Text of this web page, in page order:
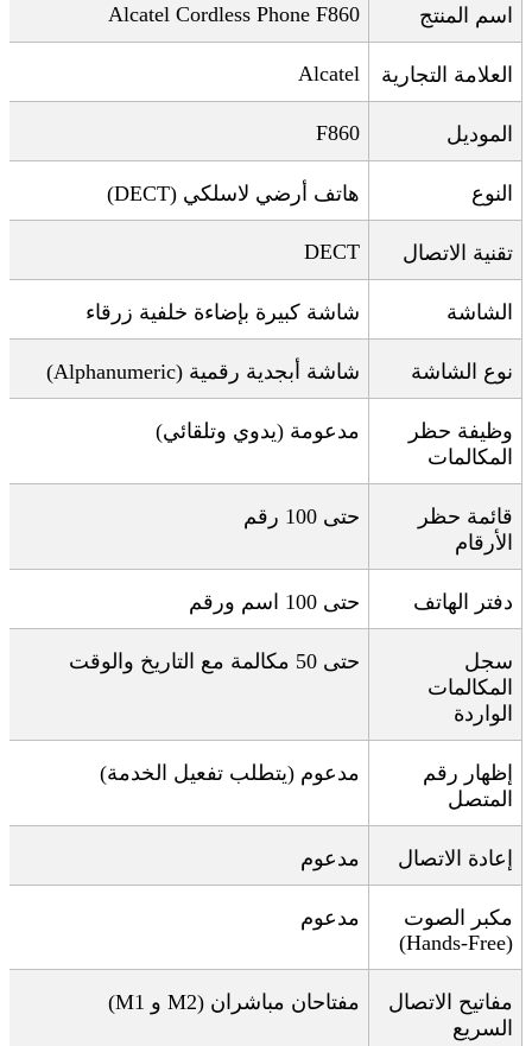
اسم المنتج Alcatel Cordless Phone F860
العلامة التجارية Alcatel
الموديل F860
النوع هاتف أرضي لاسلكي (DECT)
تقنية الاتصال DECT
الشاشة شاشة كبيرة بإضاءة خلفية زرقاء
نوع الشاشة شاشة أبجدية رقمية (Alphanumeric)
وظيفة حظر
المكالمات
مدعومة (يدوي وتلقائي)
قائمة حظر
الأرقام
حتى 100 رقم
دفتر الهاتف حتى 100 اسم ورقم
سجل
المكالمات
الواردة
حتى 50 مكالمة مع التاريخ والوقت
إظهار رقم
المتصل
مدعوم (يتطلب تفعيل الخدمة)
إعادة الاتصال مدعوم
مكبر الصوت
(Hands-Free)
مدعوم
مفاتيح الاتصال
السريع
مفتاحان مباشران (M1 و M2)